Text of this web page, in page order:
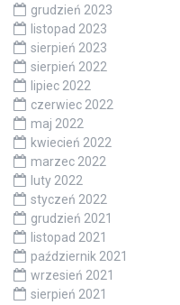
grudzień 2023
listopad 2023
sierpień 2023
sierpień 2022
lipiec 2022
czerwiec 2022
maj 2022
kwiecień 2022
marzec 2022
luty 2022
styczeń 2022
grudzień 2021
listopad 2021
październik 2021
wrzesień 2021
sierpień 2021